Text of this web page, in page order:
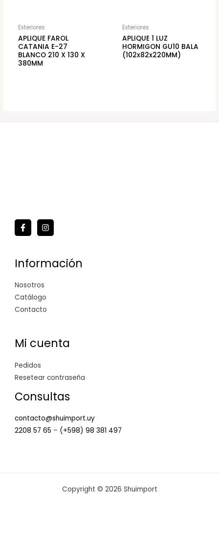
Exteriores
APLIQUE FAROL
CATANIA E-27
BLANCO 210 X 130 X
380MM
Exteriores
APLIQUE 1 LUZ
HORMIGON GU10 BALA
(102x82x220MM)
Información
Nosotros
Catálogo
Contacto
Mi cuenta
Pedidos
Resetear contraseña
Consultas
contacto@shuimport.uy
2208 57 65 – (+598) 98 381 497
Copyright © 2026 Shuimport